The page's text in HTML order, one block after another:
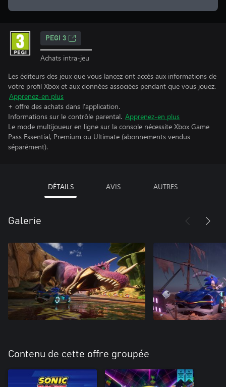
PEGI 3
Achats intra-jeu
Les éditeurs des jeux que vous lancez ont accès aux informations de
votre profil Xbox et aux données associées pendant que vous jouez.
Apprenez-en plus
+ offre des achats dans l'application.
Informations sur le contrôle parental. Apprenez-en plus
Le mode multijoueur en ligne sur la console nécessite Xbox Game
Pass Essential, Premium ou Ultimate (abonnements vendus
séparément).
DÉTAILS AVIS AUTRES
Galerie
Contenu de cette offre groupée